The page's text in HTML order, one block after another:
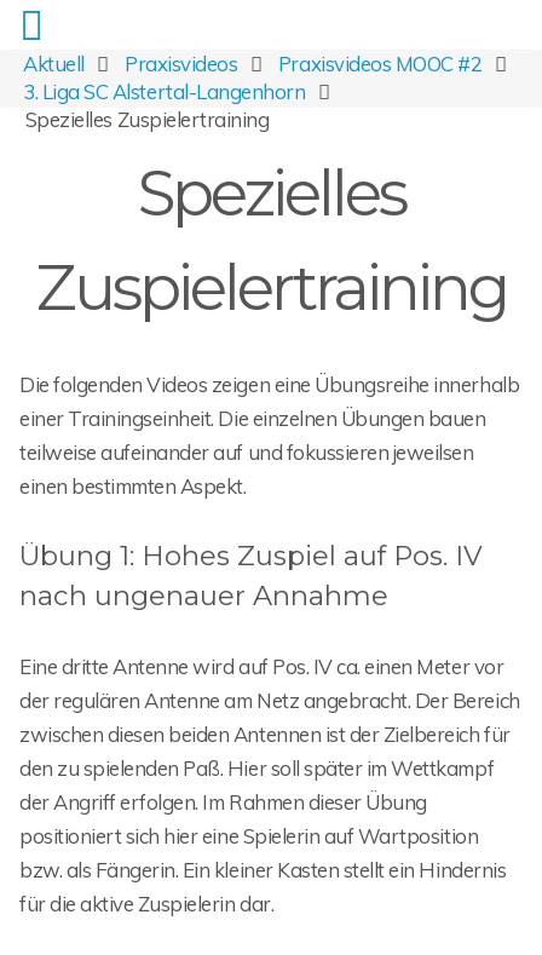
Aktuell Praxisvideos
Praxisvideos MOOC #2
3. Liga SC Alstertal-Langenhorn
Spezielles Zuspielertraining
Spezielles
Zuspielertraining
Die folgenden Videos zeigen eine Übungsreihe innerhalb
einer Trainingseinheit. Die einzelnen Übungen bauen
teilweise aufeinander auf und fokussieren jeweilsen
einen bestimmten Aspekt.
Übung 1: Hohes Zuspiel auf Pos. IV
nach ungenauer Annahme
Eine dritte Antenne wird auf Pos. IV ca. einen Meter vor
der regulären Antenne am Netz angebracht. Der Bereich
zwischen diesen beiden Antennen ist der Zielbereich für
den zu spielenden Paß. Hier soll später im Wettkampf
der Angriff erfolgen. Im Rahmen dieser Übung
positioniert sich hier eine Spielerin auf Wartposition
bzw. als Fängerin. Ein kleiner Kasten stellt ein Hindernis
für die aktive Zuspielerin dar.